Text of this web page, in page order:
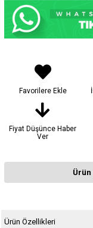
Favorilere Ekle
Fiyat Düşünce Haber
Ver
Ürün
Ürün Özellikleri